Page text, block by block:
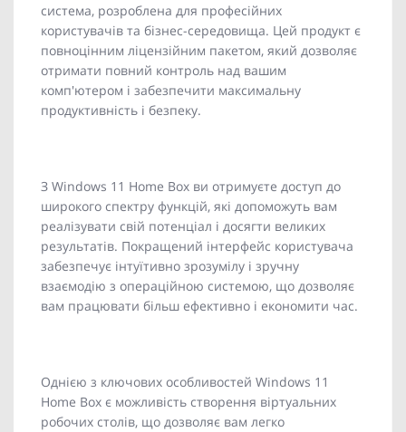
система, розроблена для професійних
користувачів та бізнес-середовища. Цей продукт є
повноцінним ліцензійним пакетом, який дозволяє
отримати повний контроль над вашим
комп'ютером і забезпечити максимальну
продуктивність і безпеку.
З Windows 11 Home Box ви отримуєте доступ до
широкого спектру функцій, які допоможуть вам
реалізувати свій потенціал і досягти великих
результатів. Покращений інтерфейс користувача
забезпечує інтуїтивно зрозумілу і зручну
взаємодію з операційною системою, що дозволяє
вам працювати більш ефективно і економити час.
Однією з ключових особливостей Windows 11
Home Box є можливість створення віртуальних
робочих столів, що дозволяє вам легко